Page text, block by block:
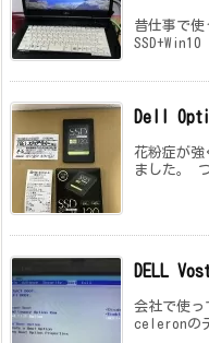
昔仕事で使
Dell
花粉症が強
ました。
DELL
会社で使っ
celeronの